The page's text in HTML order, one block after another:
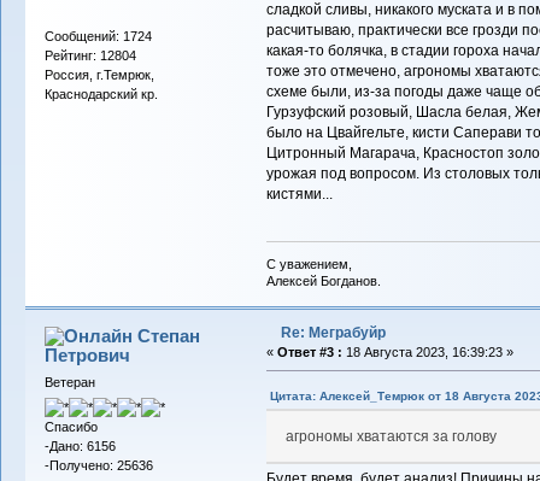
Сообщений: 1724
Рейтинг: 12804
Россия, г.Темрюк,
Краснодарский кр.
сладкой сливы, никакого муската и в
расчитываю, практически все грозди
какая-то болячка, в стадии гороха
тоже это отмечено, агрономы
схеме были, из-за погоды даже чаще
Гурзуфский розовый, Шасла белая,
было на Цвайгельте, кисти Саперави
Цитронный Магарача, Красностоп
урожая под вопросом. Из столовых
кистями...
С уважением,
Алексей Богданов.
Степан
Петрович
Ветеран
Спасибо
-Дано: 6156
-Получено: 25636
Re: Меграбуйр
« Ответ #3 : 18 Августа 2023, 16:39:23 »
Цитата: Алексей_Темрюк от 18 Августа
агрономы хватаются за голову